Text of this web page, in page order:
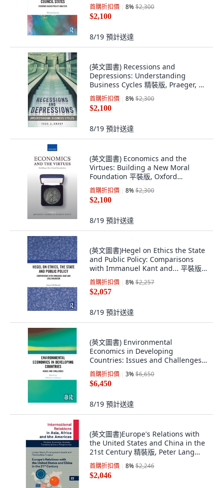
Routledge, 英文
首購折扣價 8%$2,300
$2,100
8/19 預計送達
(英文圖書) Recessions and
Depressions: Understanding
Business Cycles 精裝版, Praeger, 英
文
首購折扣價 8%$2,300
$2,100
8/19 預計送達
(英文圖書) Economics and the
Virtues: Building a New Moral
Foundation 平裝版, Oxford
University Press (UK), 英文
首購折扣價 8%$2,300
$2,100
8/19 預計送達
(英文圖書)Hegel on Ethics the State
and Public Policy: Comparisons
with Immanuel Kant and... 平裝版,
Routledge, 英文
首購折扣價 8%$2,257
$2,057
8/19 預計送達
(英文圖書) Environmental
Economics in Developing
Countries: Issues and Challenges
精裝版, Routledge Chapman & Hall,
英文
首購折扣價 3%$6,650
$6,450
8/19 預計送達
(英文圖書)Europe's Relations with
the United States and China in the
21st Century 精裝版, Peter Lang
Gmbh, Internatio..., 英文
首購折扣價 8%$2,246
$2,046